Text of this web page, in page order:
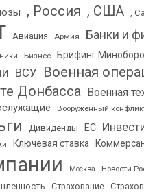
, Россия , США ,
Авиация Армия Банки и
Бизнес Брифинг
ВСУ Военная
Донбасса Военная
Вооруженный
Дивиденды ЕС
Ключевая ставка
Москва Новости
Страхование